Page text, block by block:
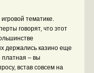
тематике.
говорят, что этот
держались казино еще
платная – вы
встав совсем на